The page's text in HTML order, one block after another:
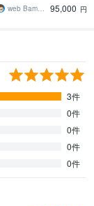
web Bamboo
95,000 円
3件
0件
0件
0件
0件